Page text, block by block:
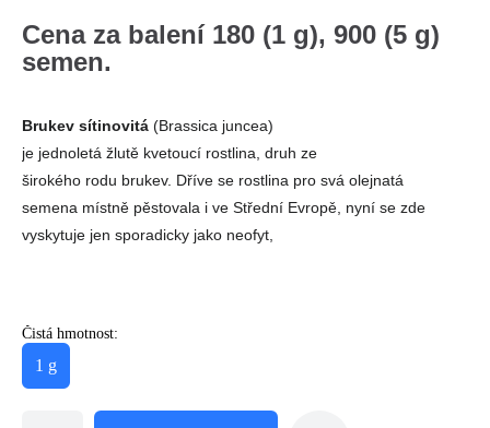
Cena za balení 180 (1 g), 900 (5 g)
semen.
Brukev sítinovitá (Brassica juncea)
je jednoletá žlutě kvetoucí rostlina, druh ze
širokého rodu brukev. Dříve se rostlina pro svá olejnatá
semena místně pěstovala i ve Střední Evropě, nyní se zde
vyskytuje jen sporadicky jako neofyt,
Čistá hmotnost:
1 g